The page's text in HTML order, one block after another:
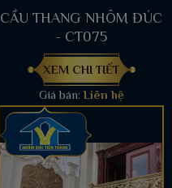
CẦU THANG NHÔM ĐÚC
- CT075
XEM CHI TIẾT
Giá bán: Liên hệ